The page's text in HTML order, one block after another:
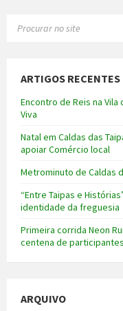
ARTIGOS RECENTES
Encontro de Reis na Vila
Viva
Natal em Caldas das
apoiar Comércio local
Metrominuto de Caldas
“Entre Taipas e
identidade da freguesia
Primeira corrida Neon
centena de participantes
ARQUIVO